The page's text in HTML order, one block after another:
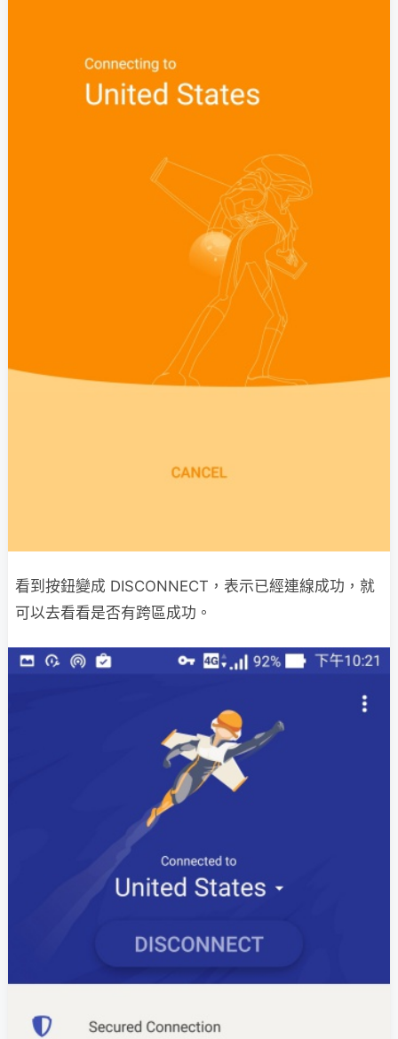
看到按鈕變成 DISCONNECT，表示已經連線成功，就
可以去看看是否有跨區成功。